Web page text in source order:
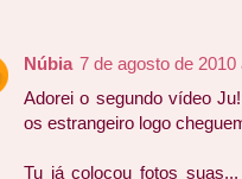
Núbia 7 de agosto de 2010
Adorei o segundo vídeo
os estrangeiro logo
Tu já colocou fotos